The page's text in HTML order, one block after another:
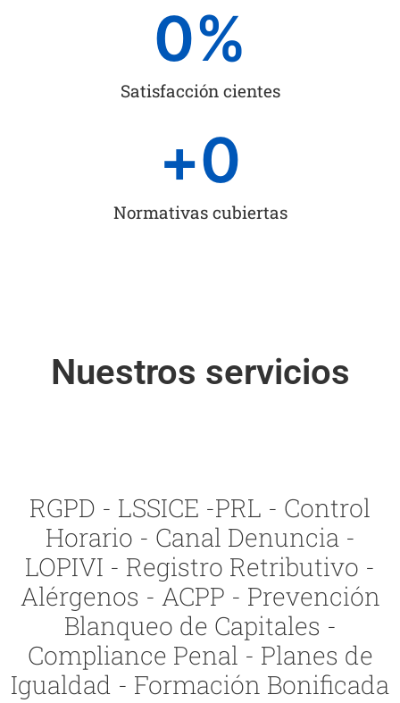
Satisfacción cientes
0%
Normativas cubiertas
+0
Nuestros servicios
RGPD - LSSICE -PRL - Control
Horario - Canal Denuncia -
LOPIVI - Registro Retributivo -
Alérgenos - ACPP - Prevención
Blanqueo de Capitales -
Compliance Penal - Planes de
Igualdad - Formación Bonificada